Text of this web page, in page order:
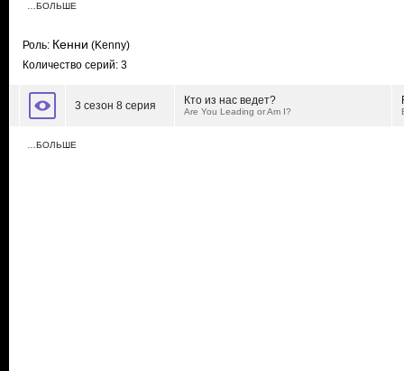
…БОЛЬШЕ
Роль: Кенни (Kenny)
Количество серий: 3
3 сезон 8 серия Кто из нас ведет?
Are You Leading or Am I?
…БОЛЬШЕ